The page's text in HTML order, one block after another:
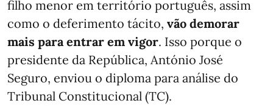
filho menor em território português, assim
como o deferimento tácito, vão demorar
mais para entrar em vigor. Isso porque o
presidente da República, António José
Seguro, enviou o diploma para análise do
Tribunal Constitucional (TC).